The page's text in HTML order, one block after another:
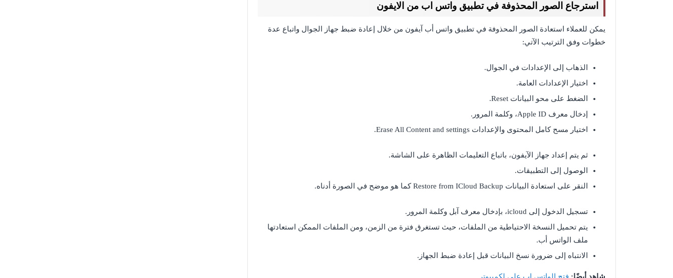
استرجاع الصور المحذوفة في تطبيق واتس اب من الايفون
يمكن للعملاء استعادة الصور المحذوفة في تطبيق واتس أب آيفون من خلال إعادة ضبط جهاز الجوال واتباع عدة
خطوات وفق الترتيب الآتي:
الذهاب إلى الإعدادات في الجوال.
اختيار الإعدادات العامة.
الضغط على محو البيانات Reset.
إدخال معرف Apple ID، وكلمة المرور.
اختيار مسح كامل المحتوى والإعدادات Erase All Content and settings.
ثم يتم إعداد جهاز الآيفون، باتباع التعليمات الظاهرة على الشاشة.
الوصول إلى التطبيقات.
النقر على استعادة البيانات Restore from ICloud Backup كما هو موضح في الصورة أدناه.
تسجيل الدخول إلى icloud، بإدخال معرف آبل وكلمة المرور.
يتم تحميل النسخة الاحتياطية من الملفات، حيث تستغرق فترة من الزمن، ومن الملفات الممكن استعادتها
ملف الواتس أب.
الانتباه إلى ضرورة نسخ البيانات قبل إعادة ضبط الجهاز.